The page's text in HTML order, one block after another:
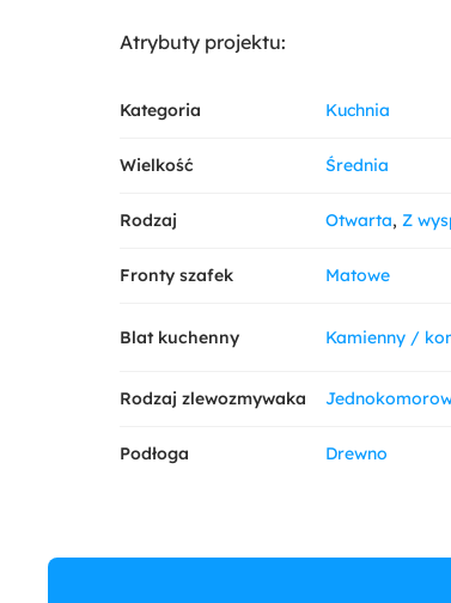
Atrybuty projektu:
Kategoria Kuchnia
Wielkość Średnia
Rodzaj Otwarta Z
Fronty szafek Matowe
Blat kuchenny Kamienny /
Rodzaj zlewozmywaka
Podłoga Drewno